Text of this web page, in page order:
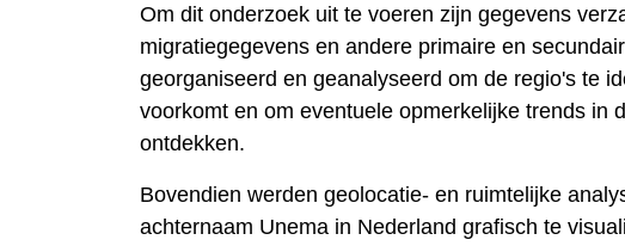
Om dit onderzoek uit te voeren zijn gegevens
migratiegegevens en andere primaire en
georganiseerd en geanalyseerd om de regio's te
voorkomt en om eventuele opmerkelijke trends in
ontdekken.
Bovendien werden geolocatie- en ruimtelijke
achternaam Unema in Nederland grafisch te